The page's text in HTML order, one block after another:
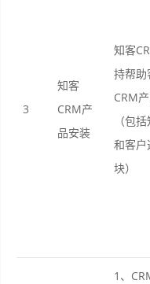
3
知客
CRM产
品安装
知客
持帮助
CRM
（包
和客户
块）
1、